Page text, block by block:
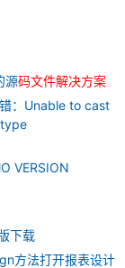
源码文件解决方案
：Unable to cast
VERSION
下载
方法打开报表设计